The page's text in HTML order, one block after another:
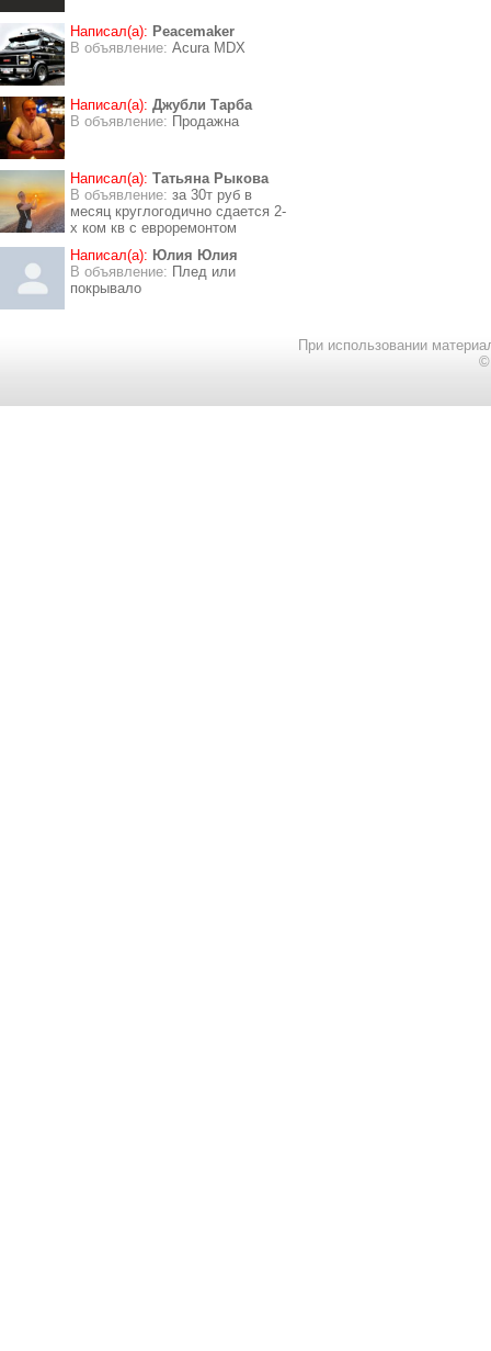
Написал(а): Peacemaker
В объявление: Acura MDX
Написал(а): Джубли Тарба
В объявление: Продажна
Написал(а): Татьяна Рыкова
В объявление: за 30т руб в
месяц круглогодично сдается 2-
х ком кв с евроремонтом
Написал(а): Юлия Юлия
В объявление: Плед или
покрывало
При использовании